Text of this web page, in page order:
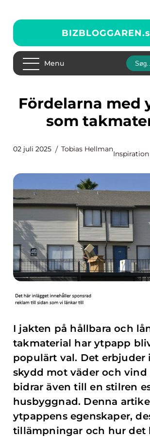
BIZBLOGGAREN.
Menu
Fördelarna med ytpapp
som
02 juli 2025 Tobias Hellman
Inspiration
I jakten på hållbara och
takmaterial har ytpapp
populärt val. Det erbjuder
skydd mot väder och vind
bidrar även till en stilren
husbyggnad. Denna
ytpappens egenskaper,
tillämpningar och hur det